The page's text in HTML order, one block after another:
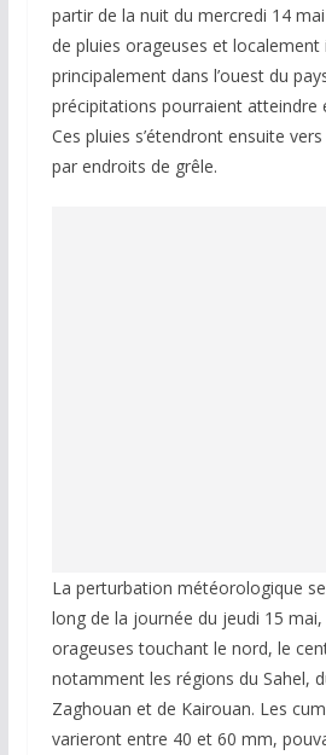
partir de la nuit du mercredi 14 mai
de pluies orageuses et localement
principalement dans l’ouest du
précipitations pourraient atteindre
Ces pluies s’étendront ensuite
par endroits de grêle.
La perturbation météorologique
long de la journée du jeudi 15
orageuses touchant le nord, le
notamment les régions du Sahel,
Zaghouan et de Kairouan. Les
varieront entre 40 et 60 mm,